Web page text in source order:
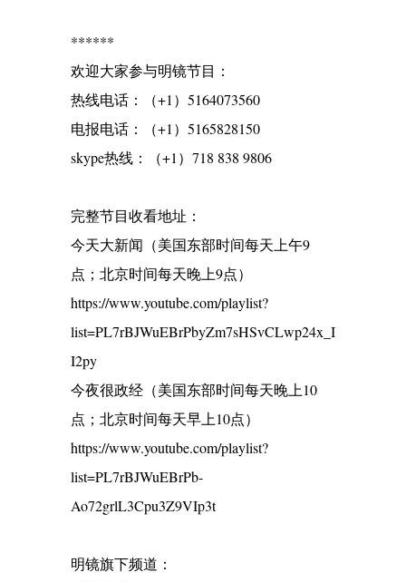
******
欢迎大家参与明镜节目：
热线电话：（+1）5164073560
电报电话：（+1）5165828150
skype热线：（+1）718 838 9806
完整节目收看地址：
今天大新闻（美国东部时间每天上午9
点；北京时间每天晚上9点）
https://www.youtube.com/playlist?
list=PL7rBJWuEBrPbyZm7sHSvCLwp24x_I
I2py
今夜很政经（美国东部时间每天晚上10
点；北京时间每天早上10点）
https://www.youtube.com/playlist?
list=PL7rBJWuEBrPb-
Ao72grlL3Cpu3Z9VIp3t
明镜旗下频道：